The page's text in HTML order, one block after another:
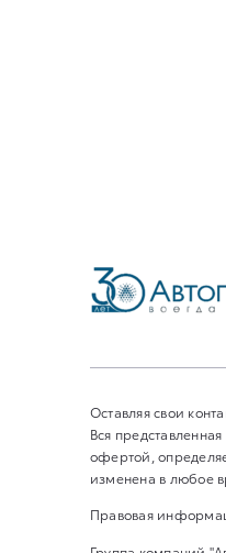
Оставляя свои
Вся
офертой,
изменена в любое
Правовая